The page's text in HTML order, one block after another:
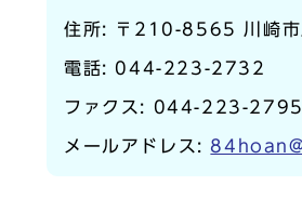
住所: 〒210-8565 川崎市
電話: 044-223-2732
ファクス: 044-223-2795
メールアドレス: